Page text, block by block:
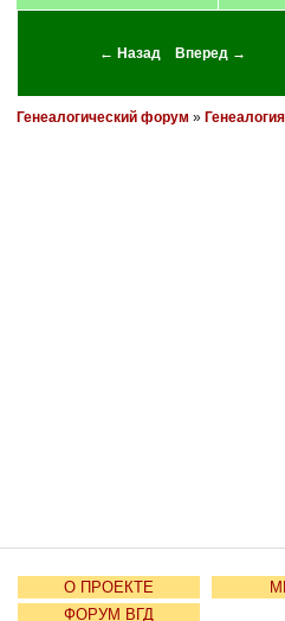
← Назад Вперед →
Генеалогический форум »
О ПРОЕКТЕ
ФОРУМ ВГД